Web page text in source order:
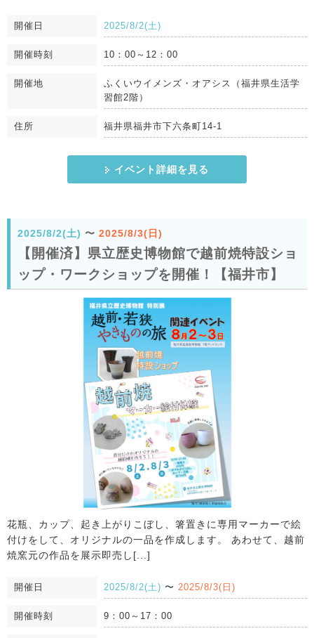
開催日 2025/8/2(土)
開催時刻 10：00～12：00
開催地
ふくいウイメンズ・オアシス（福井県生活学
習館2階）
住所 福井県福井市下六条町14-1
イベント詳細を見る
2025/8/2(土) 〜 2025/8/3(日)
【開催済】県立歴史博物館で越前焼特設ショ
ップ・ワークショップを開催！【福井市】
花瓶、カップ、起き上がりこぼし、箸置きに専用マーカーで絵
付けをして、オリジナルの一品を作成します。 あわせて、越前
焼窯元の作品を展示即売し[...]
開催日 2025/8/2(土) 〜 2025/8/3(日)
開催時刻 9：00～17：00